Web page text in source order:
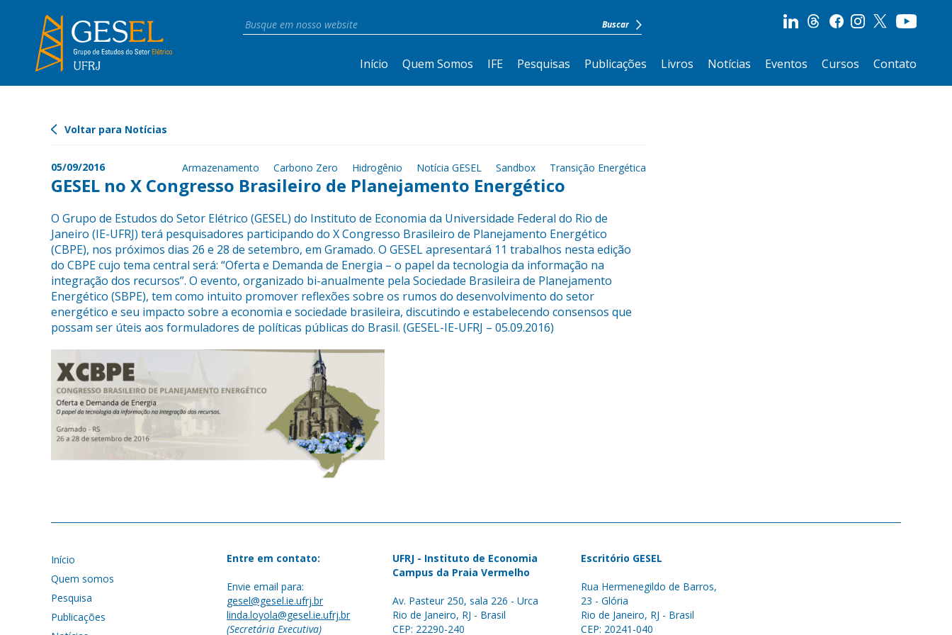
Início Quem Somos IFE Pesquisas Publicações Livros Notícias Eventos Cursos Contato
Voltar para Notícias
05/09/2016 Armazenamento Carbono Zero Hidrogênio Notícia GESEL Sandbox Transição Energética
GESEL no X Congresso Brasileiro de Planejamento Energético
O Grupo de Estudos do Setor Elétrico (GESEL) do Instituto de Economia da Universidade Federal do Rio de
Janeiro (IE-UFRJ) terá pesquisadores participando do X Congresso Brasileiro de Planejamento Energético
(CBPE), nos próximos dias 26 e 28 de setembro, em Gramado. O GESEL apresentará 11 trabalhos nesta edição
do CBPE cujo tema central será: “Oferta e Demanda de Energia – o papel da tecnologia da informação na
integração dos recursos”. O evento, organizado bi-anualmente pela Sociedade Brasileira de Planejamento
Energético (SBPE), tem como intuito promover reflexões sobre os rumos do desenvolvimento do setor
energético e seu impacto sobre a economia e sociedade brasileira, discutindo e estabelecendo consensos que
possam ser úteis aos formuladores de políticas públicas do Brasil. (GESEL-IE-UFRJ – 05.09.2016)
Início
Quem somos
Pesquisa
Publicações
Entre em contato:
Envie email para:
gesel@gesel.ie.ufrj.br
linda.loyola@gesel.ie.ufrj.br
(Secretária Executiva)
UFRJ - Instituto de Economia
Campus da Praia Vermelho
Av. Pasteur 250, sala 226 - Urca
Rio de Janeiro, RJ - Brasil
CEP: 22290-240
Escritório GESEL
Rua Hermenegildo de Barros,
23 - Glória
Rio de Janeiro, RJ - Brasil
CEP: 20241-040